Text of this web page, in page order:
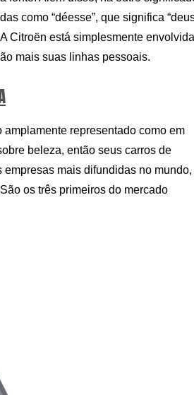
como “déesse”, que significa
Citroën está simplesmente envolvida
mais suas linhas pessoais.
representado como em
beleza, então seus carros de
mais difundidas no mundo,
os três primeiros do mercado